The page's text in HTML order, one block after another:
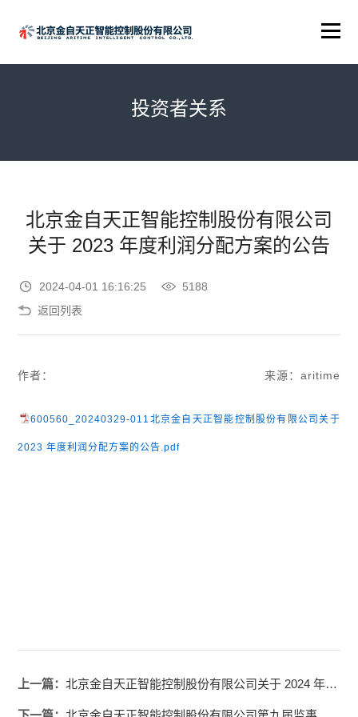
投资者关系
北京金自天正智能控制股份有限公司
关于 2023 年度利润分配方案的公告
2024-04-01 16:16:25
5188
返回列表
作者： 来源：aritime
600560_20240329-011北京金自天正智能控制股份有限公司关于
2023 年度利润分配方案的公告.pdf
上一篇：北京金自天正智能控制股份有限公司关于 2024 年度日常关联交易累计发生总金额预计的公告